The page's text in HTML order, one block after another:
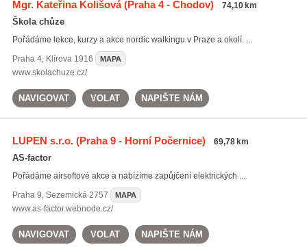
Mgr. Kateřina Kolišová(Praha 4 - Chodov) 74,10 km
Škola chůze
Pořádáme lekce, kurzy a akce nordic walkingu v Praze a okolí. ...
Praha 4, Klírova 1916 MAPA
www.skolachuze.cz/
NAVIGOVAT VOLAT NAPIŠTE NÁM
LUPEN s.r.o.(Praha 9 - Horní Počernice) 69,78 km
AS-factor
Pořádáme airsoftové akce a nabízíme zapůjčení elektrických ...
Praha 9, Sezemická 2757 MAPA
www.as-factor.webnode.cz/
NAVIGOVAT VOLAT NAPIŠTE NÁM